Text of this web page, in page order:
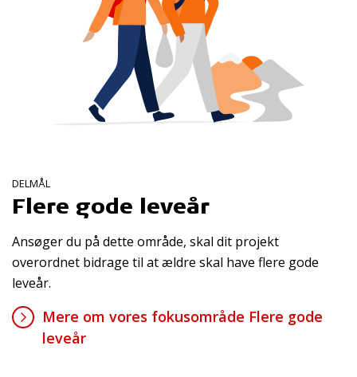
DELMÅL
Flere gode leveår
Ansøger du på dette område, skal dit projekt
overordnet bidrage til at ældre skal have flere gode
leveår.
Mere om vores fokusområde Flere gode
leveår